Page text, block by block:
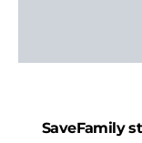
SaveFamily